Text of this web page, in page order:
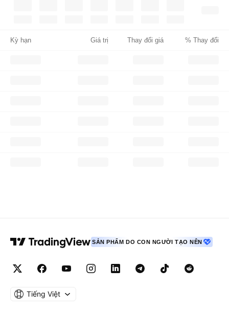
Kỳ hạn Giá trị Thay đổi giá % Thay đổi
SẢN PHẨM DO CON NGƯỜI TẠO NÊN
Tiếng Việt